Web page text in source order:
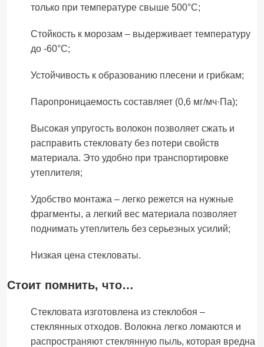
только при температуре свыше 500°С;
Стойкость к морозам – выдерживает температуру
до -60°С;
Устойчивость к образованию плесени и грибкам;
Паропроницаемость составляет (0,6 мг/мч·Па);
Высокая упругость волокон позволяет сжать и
расправить стекловату без потери свойств
материала. Это удобно при транспортировке
утеплителя;
Удобство монтажа – легко режется на нужные
фрагменты, а легкий вес материала позволяет
поднимать утеплитель без серьезных усилий;
Низкая цена стекловаты.
Стоит помнить, что…
Стекловата изготовлена из стеклобоя –
стеклянных отходов. Волокна легко ломаются и
распространяют стеклянную пыль, которая вредна